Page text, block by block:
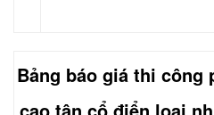
Bảng báo giá thi công